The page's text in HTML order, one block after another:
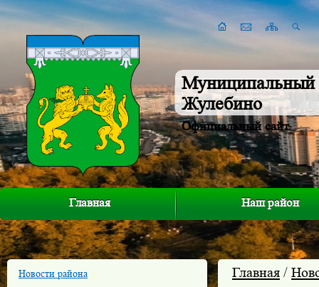
Муниципальный
Жулебино
Официальный сайт
Главная Наш район
Новости района
Главная /